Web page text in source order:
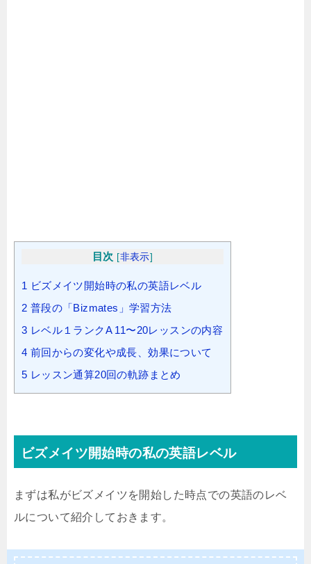
目次 [非表示]
1 ビズメイツ開始時の私の英語レベル
2 普段の「Bizmates」学習方法
3 レベル１ランクA 11〜20レッスンの内容
4 前回からの変化や成長、効果について
5 レッスン通算20回の軌跡まとめ
ビズメイツ開始時の私の英語レベル
まずは私がビズメイツを開始した時点での英語のレベ
ルについて紹介しておきます。